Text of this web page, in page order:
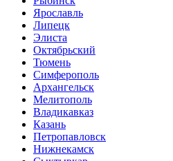
Ярославль
Липецк
Элиста
Октябрьский
Тюмень
Симферополь
Архангельск
Мелитополь
Владикавказ
Казань
Петропавловск
Нижнекамск